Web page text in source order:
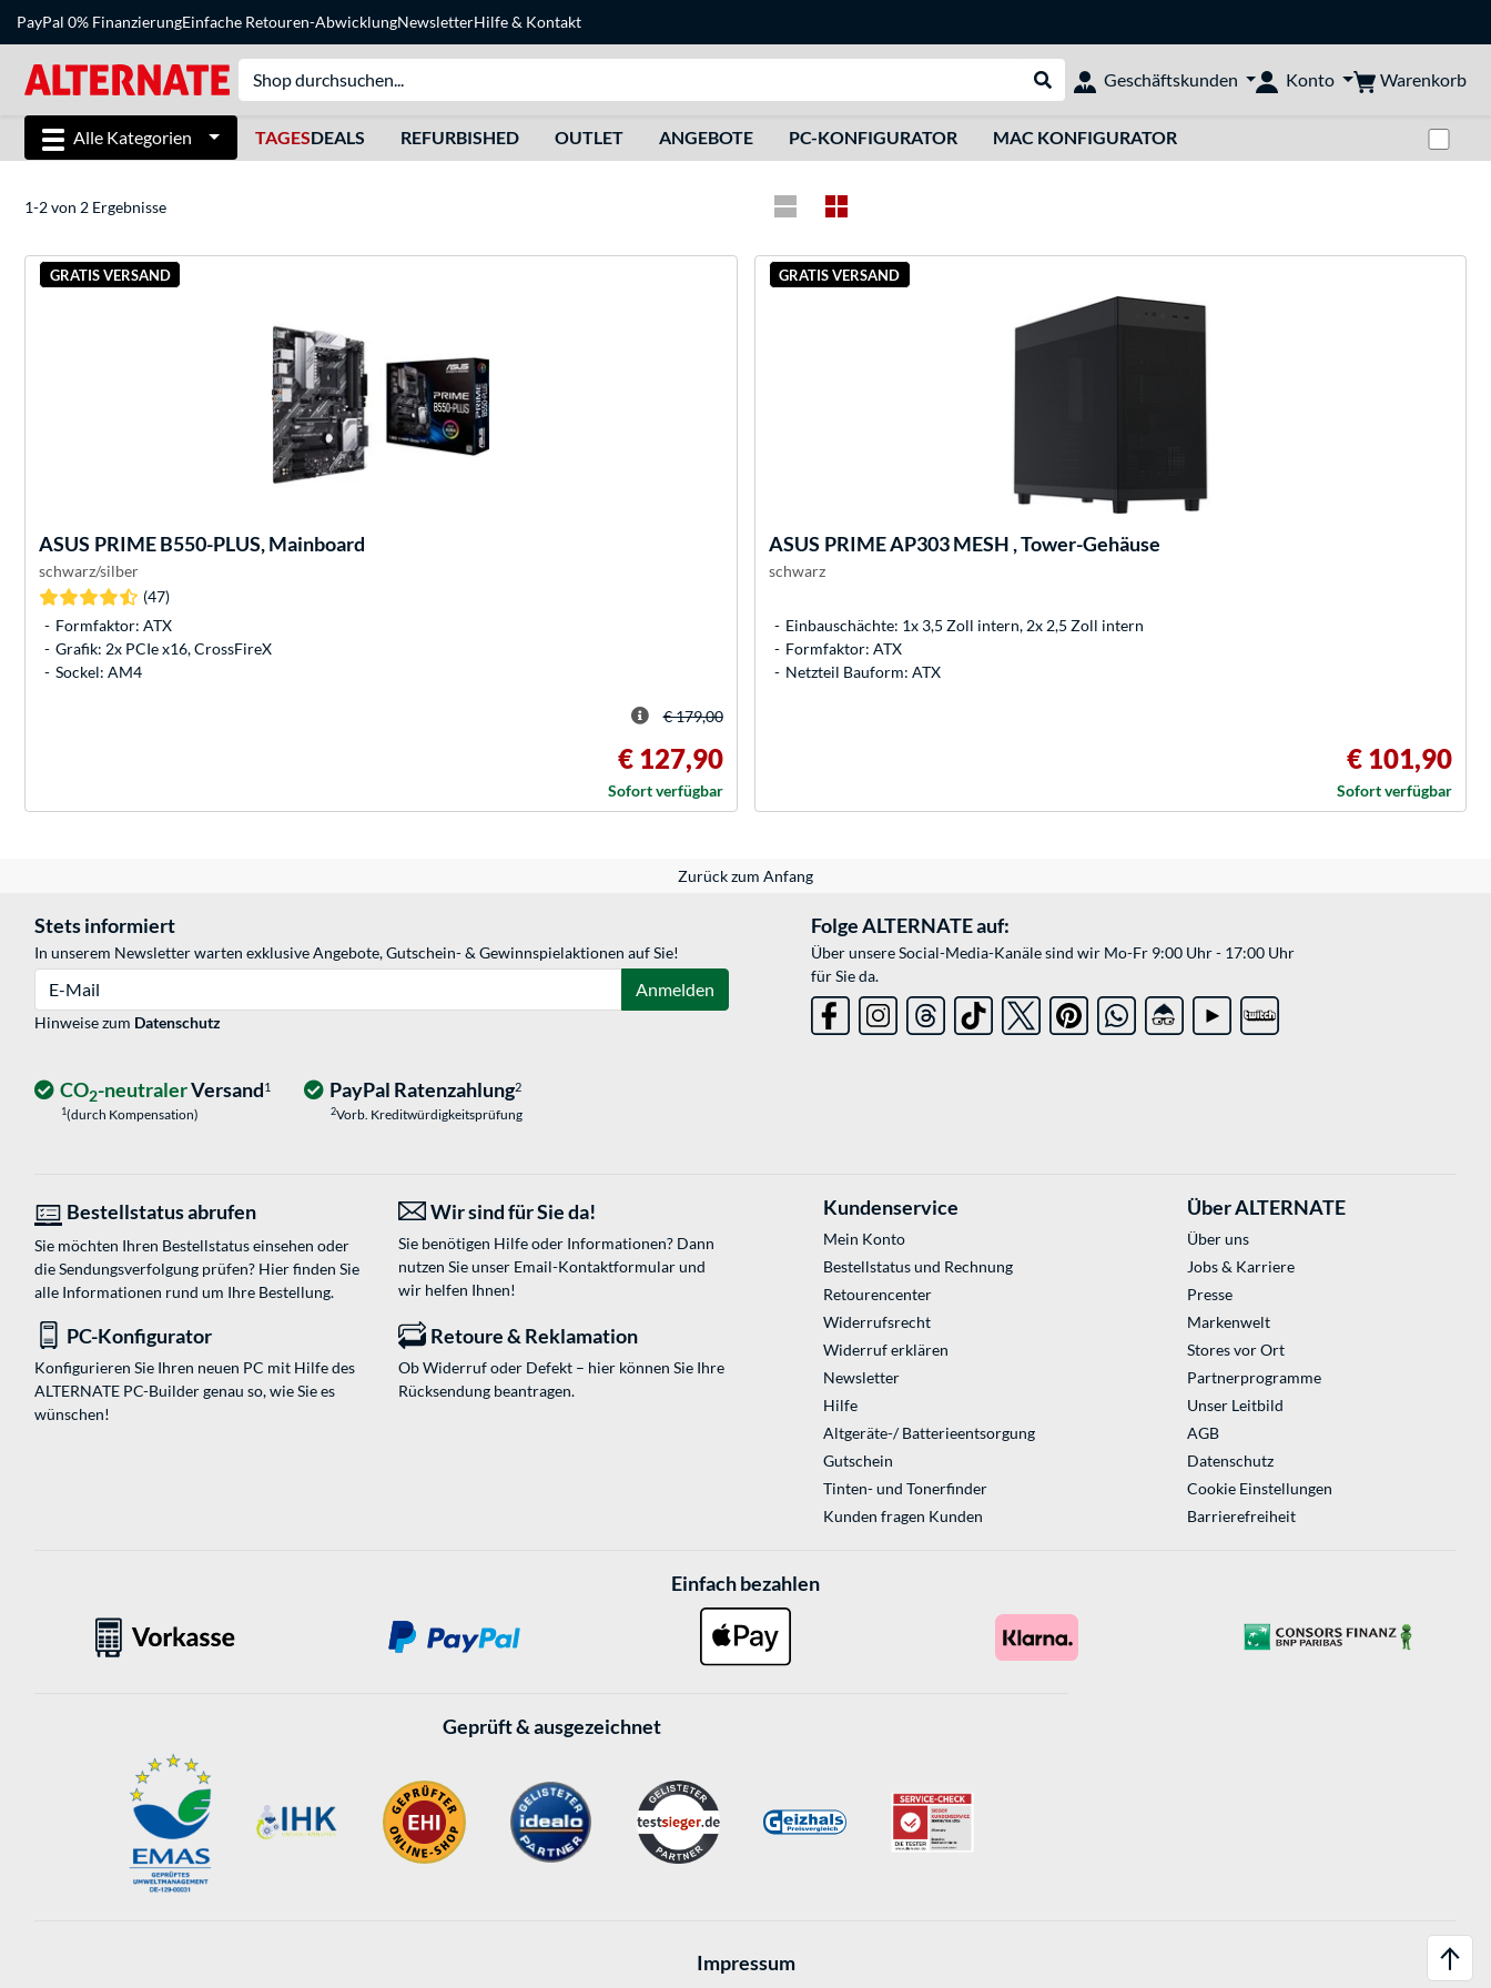
PayPal 0% FinanzierungEinfache Retouren-AbwicklungNewsletterHilfe& Kontakt
Suche durchführen
Geschäftskunden Konto Warenkorb
Alle Kategorien TAGESDEALS REFURBISHED OUTLET ANGEBOTE PC-KONFIGURATOR MAC KONFIGURATOR
1-2 von 2 Ergebnisse
GRATIS VERSAND
ASUS PRIME B550-PLUS, Mainboard
schwarz/silber
(47)
Formfaktor: ATX
Grafik: 2x PCIe x16, CrossFireX
Sockel: AM4
€ 179,00
€ 127,90
Sofort verfügbar
GRATIS VERSAND
ASUS PRIME AP303 MESH , Tower-Gehäuse
schwarz
Einbauschächte: 1x 3,5 Zoll intern, 2x 2,5 Zoll intern
Formfaktor: ATX
Netzteil Bauform: ATX
€ 101,90
Sofort verfügbar
Zurück zum Anfang
Stets informiert
In unserem Newsletter warten exklusive Angebote, Gutschein- & Gewinnspielaktionen auf Sie!
E-Mail
Anmelden
Hinweise zum Datenschutz
Folge ALTERNATE auf:
Über unsere Social-Media-Kanäle sind wir Mo-Fr 9:00 Uhr - 17:00 Uhr
für Sie da.
CO2-neutralerVersand1
1(durch Kompensation)
PayPal Ratenzahlung2
2Vorb. Kreditwürdigkeitsprüfung
Bestellstatus abrufen
Sie möchten Ihren Bestellstatus einsehen oder
die Sendungsverfolgung prüfen? Hier finden Sie
alle Informationen rund um Ihre Bestellung.
Wir sind für Sie da!
Sie benötigen Hilfe oder Informationen? Dann
nutzen Sie unser Email-Kontaktformularund
wir helfen Ihnen!
PC-Konfigurator
Konfigurieren Sie Ihren neuen PC mit Hilfe des
ALTERNATE PC-Builder genau so, wie Sie es
wünschen!
Retoure & Reklamation
Ob Widerruf oder Defekt – hier können Sie Ihre
Rücksendung beantragen.
Kundenservice
Mein Konto
Bestellstatus und Rechnung
Retourencenter
Widerrufsrecht
Widerruf erklären
Newsletter
Hilfe
Altgeräte-/ Batterieentsorgung
Gutschein
Tinten- und Tonerfinder
Kunden fragen Kunden
Über ALTERNATE
Über uns
Jobs & Karriere
Presse
Markenwelt
Stores vor Ort
Partnerprogramme
Unser Leitbild
AGB
Datenschutz
Cookie Einstellungen
Barrierefreiheit
Einfach bezahlen
Geprüft & ausgezeichnet
Impressum